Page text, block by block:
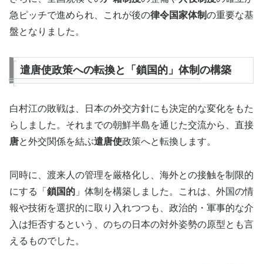
急ピッチで進められ、これが後の律令国家体制の重要な基
盤となりました。
遣唐使政策への転換と「鎖国的」体制の構築
白村江の敗戦は、日本の外交方針にも決定的な変化をもた
らしました。それまでの朝鮮半島を通じた交流から、直接
唐と外交関係を結ぶ遣唐使政策へと転換します。
同時に、渡来人の管理を厳格化し、海外との接触を制限的
にする「 鎖国的 」体制を構築しました。これは、外国の情
報や技術を選択的に取り入れつつも、政治的・軍事的な介
入は拒否するという、のちの日本の対外姿勢の原型とも言
えるものでした。